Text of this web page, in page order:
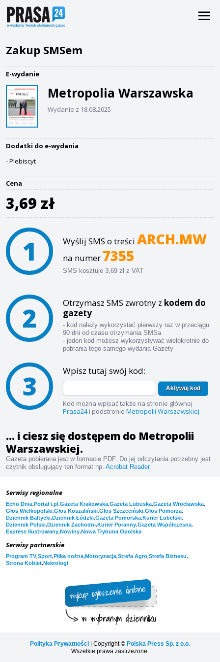
Zakup SMSem
E-wydanie
Metropolia Warszawska
Wydanie z 18.08.2025
Dodatki do e-wydania
- Plebiscyt
Cena
3,69 zł
1 Wyślij SMS o treści ARCH.MW
na numer 7355
SMS kosztuje 3,69 zł z VAT
2 Otrzymasz SMS zwrotny z kodem do
gazety
- kod należy wykorzystać pierwszy raz w przeciągu
90 dni od czasu otrzymania SMSa
- jeden kod możesz wykorzystywać wielokrotnie do
pobrania tego samego wydania Gazety
3 Wpisz tutaj swój kod:
Aktywuj kod
Kod można wpisać także na stronie głównej
Prasa24i podstronie Metropolii Warszawskiej
... i ciesz się dostępem do Metropolii
Warszawskiej.
Gazeta pobierana jest w formacie PDF. Do jej odczytania potrzebny jest
czytnik obsługujący ten format np. Acrobat Reader.
Serwisy regionalne
Echo Dnia,Portal i.pl,Gazeta Krakowska,Gazeta Lubuska,Gazeta Wrocławska,
Głos Wielkopolski,Głos Koszaliński,Głos Szczeciński,Głos Pomorza,
Dziennik Bałtycki,Dziennik Łódzki,Gazeta Pomorska,Kurier Lubelski,
Dziennik Polski,Dziennik Zachodni,Kurier Poranny,Gazeta Współczesna,
Express Ilustrowany,Nowiny,Nowa Trybuna Opolska
Serwisy partnerskie
Program TV,Sport,Piłka nożna,Motoryzacja,Strefa Agro,Strefa Biznesu,
Strona Kobiet,Nekrologi
Polityka Prywatności | Copyright © Polska Press Sp. z o.o.
Wszelkie prawa zastrzeżone.